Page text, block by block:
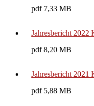
pdf 7,33 MB
Jahresbericht
pdf 8,20 MB
Jahresbericht
pdf 5,88 MB